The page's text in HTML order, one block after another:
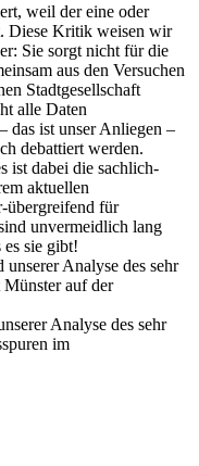
weil der eine oder
Diese Kritik weisen wir
Sie sorgt nicht für die
aus den Versuchen
Stadtgesellschaft
alle Daten
das ist unser Anliegen –
debattiert werden.
ist dabei die sachlich-
aktuellen
übergreifend für
unvermeidlich lang
sie gibt!
unserer Analyse des sehr
Münster auf der
Analyse des sehr
im